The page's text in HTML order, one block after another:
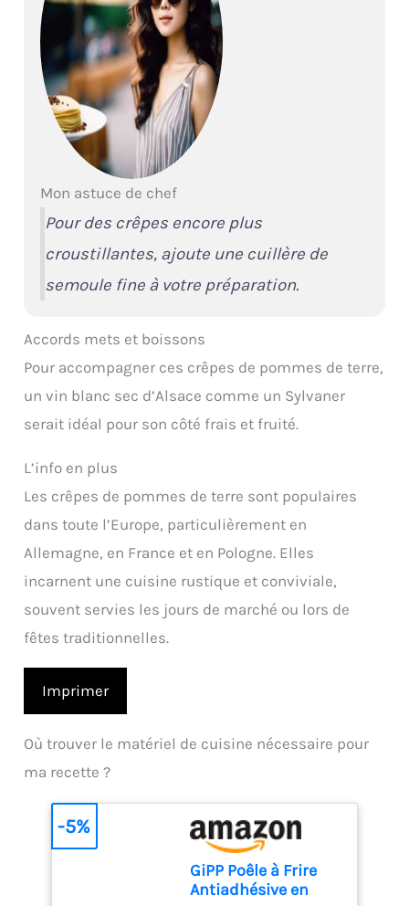
Mon astuce de chef
Pour des crêpes encore plus
croustillantes, ajoute une cuillère de
semoule fine à votre préparation.
Accords mets et boissons
Pour accompagner ces crêpes de pommes de terre,
un vin blanc sec d’Alsace comme un Sylvaner
serait idéal pour son côté frais et fruité.
L’info en plus
Les crêpes de pommes de terre sont populaires
dans toute l’Europe, particulièrement en
Allemagne, en France et en Pologne. Elles
incarnent une cuisine rustique et conviviale,
souvent servies les jours de marché ou lors de
fêtes traditionnelles.
Imprimer
Où trouver le matériel de cuisine nécessaire pour
ma recette ?
GiPP Poêle à Frire
Antiadhésive en
-5%